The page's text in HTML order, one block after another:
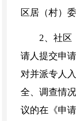
区居（村）
2、社区
请人提交申
对并派专人
全、调查情
议的在《申